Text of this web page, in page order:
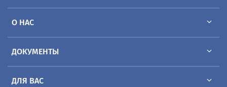
О НАС
ДОКУМЕНТЫ
ДЛЯ ВАС